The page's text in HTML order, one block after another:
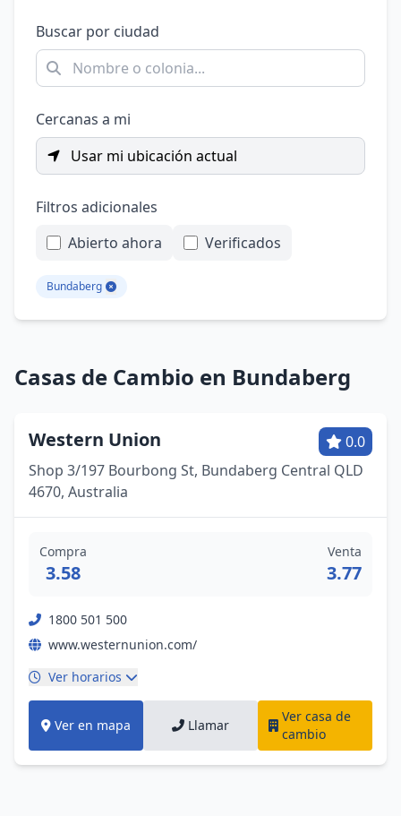
Buscar por ciudad
Cercanas a mi
Usar mi ubicación actual
Filtros adicionales
Abierto ahora
Verificados
Bundaberg
Casas de Cambio en Bundaberg
Western Union
0.0
Shop 3/197 Bourbong St, Bundaberg Central QLD
4670, Australia
Compra
3.58
Venta
3.77
1800 501 500
www.westernunion.com/
Ver horarios
Ver en mapa Llamar
Ver casa de
cambio